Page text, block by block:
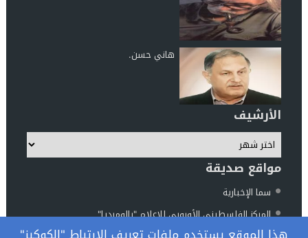
هاني حسن.
الأرشيف
مواقع صديقة
سما الإخبارية
المركز الفلسطيني الأوروبي للإعلام "بالوميديا"